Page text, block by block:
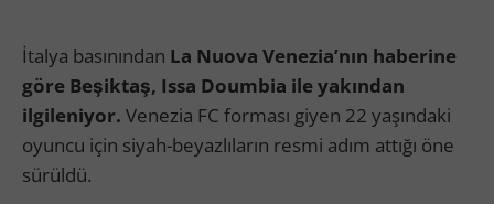
İtalya basınından La Nuova Venezia’nın haberine
göre Beşiktaş, Issa Doumbia ile yakından
ilgileniyor. Venezia FC forması giyen 22 yaşındaki
oyuncu için siyah-beyazlıların resmi adım attığı öne
sürüldü.